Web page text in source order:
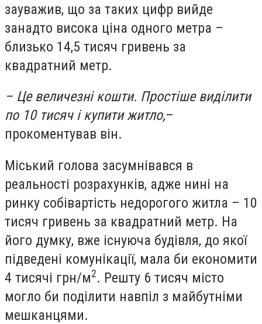
зауважив, що за таких цифр вийде
занадто висока ціна одного метра –
близько 14,5 тисяч гривень за
квадратний метр.
– Це величезні кошти. Простіше виділити
по 10 тисяч і купити житло,–
прокоментував він.
Міський голова засумнівався в
реальності розрахунків, адже нині на
ринку собівартість недорогого житла – 10
тисяч гривень за квадратний метр. На
його думку, вже існуюча будівля, до якої
підведені комунікації, мала би економити
4 тисячі грн/м2. Решту 6 тисяч місто
могло би поділити навпіл з майбутніми
мешканцями.